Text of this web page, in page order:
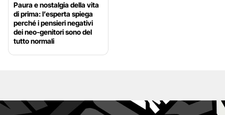
Paura e nostalgia della vita
di prima: l’esperta spiega
perché i pensieri negativi
dei neo-genitori sono del
tutto normali